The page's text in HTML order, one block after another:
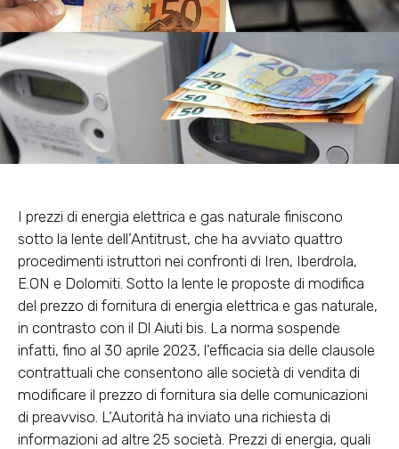
I prezzi di energia elettrica e gas naturale finiscono
sotto la lente dell’Antitrust, che ha avviato quattro
procedimenti istruttori nei confronti di Iren, Iberdrola,
E.ON e Dolomiti. Sotto la lente le proposte di modifica
del prezzo di fornitura di energia elettrica e gas naturale,
in contrasto con il Dl Aiuti bis. La norma sospende
infatti, fino al 30 aprile 2023, l’efficacia sia delle clausole
contrattuali che consentono alle società di vendita di
modificare il prezzo di fornitura sia delle comunicazioni
di preavviso. L’Autorità ha inviato una richiesta di
informazioni ad altre 25 società. Prezzi di energia, quali